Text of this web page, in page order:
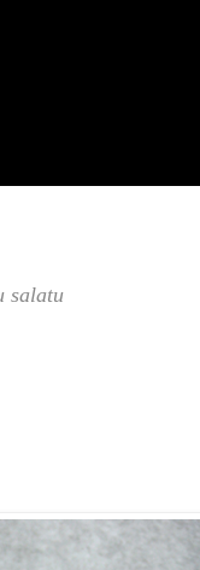
salatu